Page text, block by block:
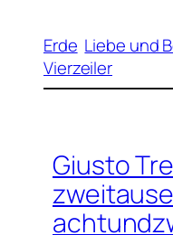
Erde Liebe und
Vierzeiler
Giusto